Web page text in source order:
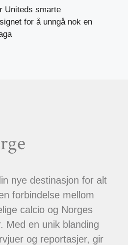
Uniteds smarte
for å unngå nok en
nye destinasjon for alt
forbindelse mellom
calcio og Norges
Med en unik blanding
og reportasjer, gir